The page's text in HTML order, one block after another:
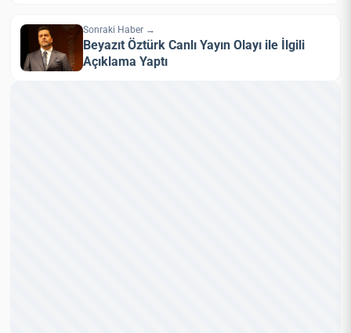
Sonraki Haber →
Beyazıt Öztürk Canlı Yayın Olayı ile İlgili
Açıklama Yaptı